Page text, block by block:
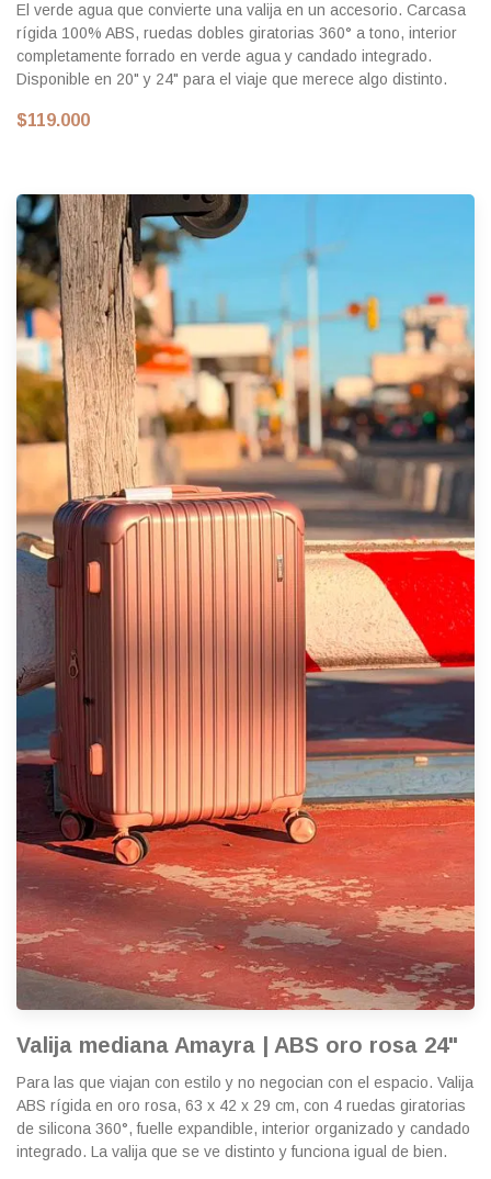
El verde agua que convierte una valija en un accesorio. Carcasa
rígida 100% ABS, ruedas dobles giratorias 360° a tono, interior
completamente forrado en verde agua y candado integrado.
Disponible en 20" y 24" para el viaje que merece algo distinto.
$119.000
Valija mediana Amayra | ABS oro rosa 24"
Para las que viajan con estilo y no negocian con el espacio. Valija
ABS rígida en oro rosa, 63 x 42 x 29 cm, con 4 ruedas giratorias
de silicona 360°, fuelle expandible, interior organizado y candado
integrado. La valija que se ve distinto y funciona igual de bien.